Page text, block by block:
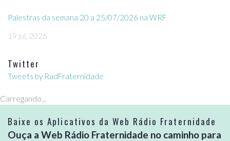
Palestras da semana 20 a 25/07/2026 na WRF
19 jul, 2026
Twitter
Tweets by RadFraternidade
Carregando...
Baixe os Aplicativos da Web Rádio Fraternidade
Ouça a Web Rádio Fraternidade no caminho para